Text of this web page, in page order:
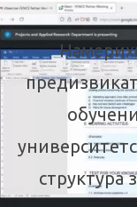
структура